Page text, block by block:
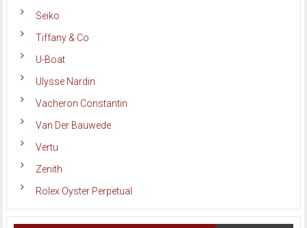
Seiko
Tiffany & Co
U-Boat
Ulysse Nardin
Vacheron Constantin
Van Der Bauwede
Vertu
Zenith
Rolex Oyster Perpetual